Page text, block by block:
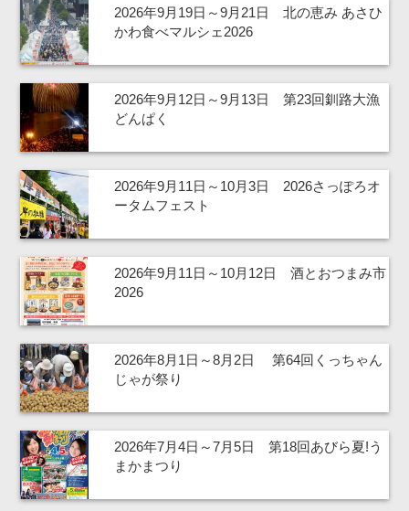
2026年9月19日～9月21日 北の恵み あさひ
かわ食べマルシェ2026
2026年9月12日～9月13日 第23回釧路大漁
どんぱく
2026年9月11日～10月3日 2026さっぽろオ
ータムフェスト
2026年9月11日～10月12日 酒とおつまみ市
2026
2026年8月1日～8月2日 第64回くっちゃん
じゃが祭り
2026年7月4日～7月5日 第18回あびら夏!う
まかまつり